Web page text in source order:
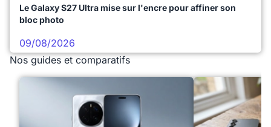
Le Galaxy S27 Ultra mise sur l'encre pour affiner son
bloc photo
09/08/2026
Nos guides et comparatifs